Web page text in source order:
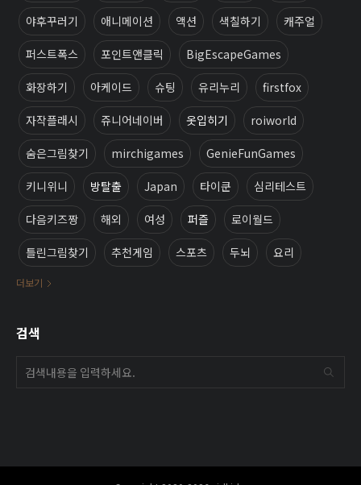
야후꾸러기 애니메이션 액션 색칠하기 캐주얼
퍼스트폭스 포인트앤클릭 BigEscapeGames
화장하기 아케이드 슈팅 유리누리 firstfox
자작플래시 쥬니어네이버 옷입히기 roiworld
숨은그림찾기 mirchigames GenieFunGames
키니위니 방탈출 Japan 타이쿤 심리테스트
다음키즈짱 해외 여성 퍼즐 로이월드
틀린그림찾기 추천게임 스포츠 두뇌 요리
더보기
검색